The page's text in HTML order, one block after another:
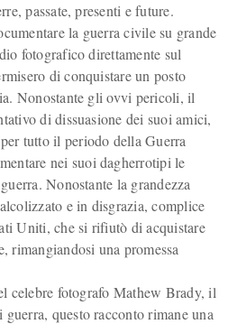
passate, presenti e future.
la guerra civile su grande
fotografico direttamente sul
di conquistare un posto
Nonostante gli ovvi pericoli, il
di dissuasione dei suoi amici,
tutto il periodo della Guerra
nei suoi dagherrotipi le
Nonostante la grandezza
e in disgrazia, complice
Uniti, che si rifiutò di acquistare
rimangiandosi una promessa
celebre fotografo Mathew Brady, il
questo racconto rimane una